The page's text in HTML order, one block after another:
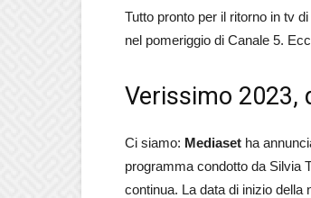
Tutto pronto per il ritorno in tv di
nel pomeriggio di Canale 5.
Verissimo 2023,
Ci siamo: Mediaset ha
programma condotto da Silvia
continua. La data di inizio